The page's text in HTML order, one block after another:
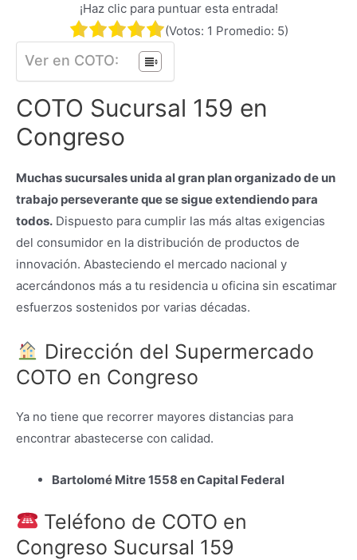
¡Haz clic para puntuar esta entrada!
(Votos: 1 Promedio: 5)
Ver en COTO:
COTO Sucursal 159 en
Congreso
Muchas sucursales unida al gran plan organizado de un
trabajo perseverante que se sigue extendiendo para
todos. Dispuesto para cumplir las más altas exigencias
del consumidor en la distribución de productos de
innovación. Abasteciendo el mercado nacional y
acercándonos más a tu residencia u oficina sin escatimar
esfuerzos sostenidos por varias décadas.
Dirección del Supermercado
COTO en Congreso
Ya no tiene que recorrer mayores distancias para
encontrar abastecerse con calidad.
Bartolomé Mitre 1558 en Capital Federal
Teléfono de COTO en
Congreso Sucursal 159